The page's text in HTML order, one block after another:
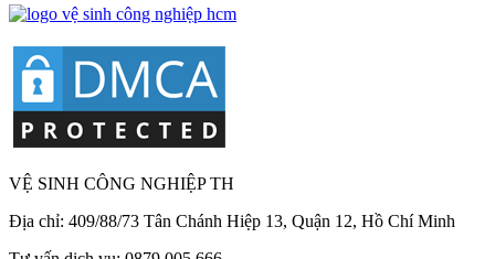
VỆ SINH CÔNG NGHIỆP TH
Địa chỉ: 409/88/73 Tân Chánh Hiệp 13, Quận 12, Hồ Chí Minh